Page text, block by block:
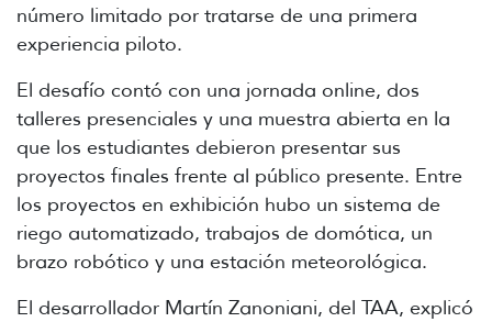
número limitado por tratarse de una primera
experiencia piloto.
El desafío contó con una jornada online, dos
talleres presenciales y una muestra abierta en la
que los estudiantes debieron presentar sus
proyectos finales frente al público presente. Entre
los proyectos en exhibición hubo un sistema de
riego automatizado, trabajos de domótica, un
brazo robótico y una estación meteorológica.
El desarrollador Martín Zanoniani, del TAA, explicó